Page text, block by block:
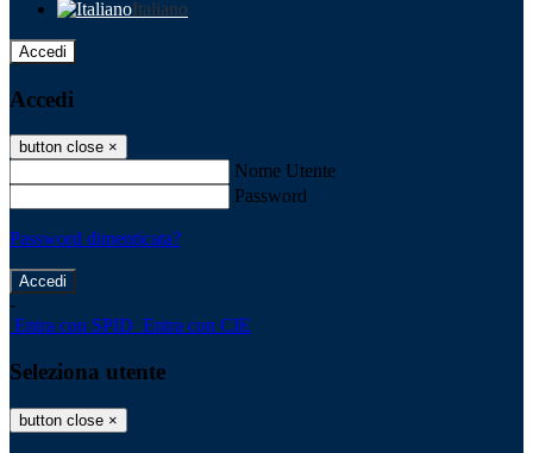
Italiano
Accedi
Accedi
button close ×
Nome Utente
Password
Password dimenticata?
-
Entra con SPID Entra con CIE
Seleziona utente
button close ×